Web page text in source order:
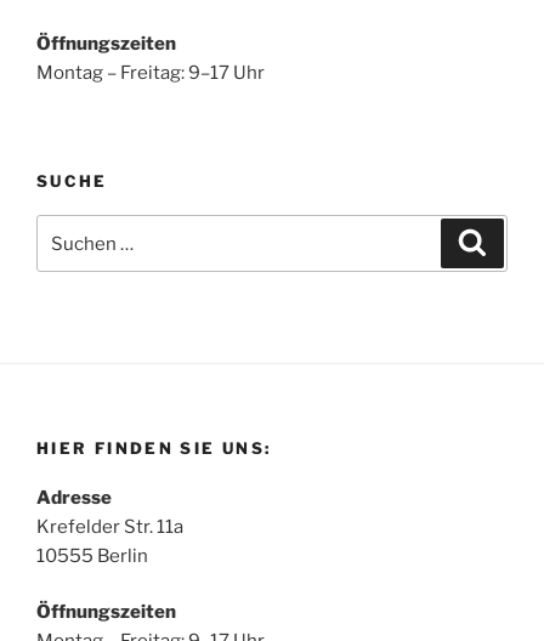
Öffnungszeiten
Montag – Freitag: 9–17 Uhr
SUCHE
nach:
HIER FINDEN SIE UNS:
Adresse
Krefelder Str. 11a
10555 Berlin
Öffnungszeiten